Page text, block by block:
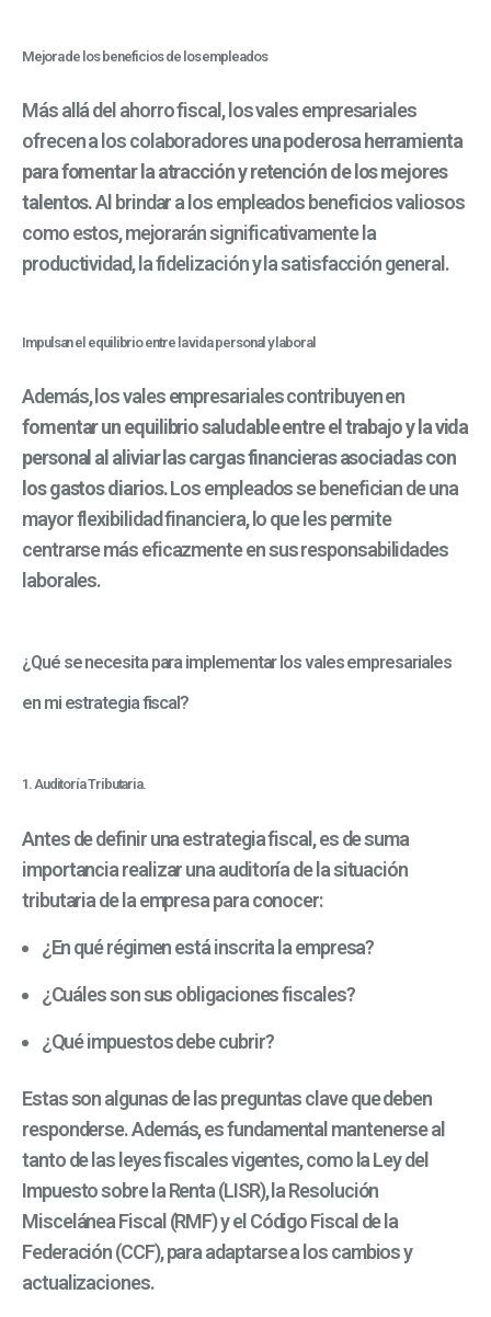
Mejora de los beneficios de los empleados
Más allá del ahorro fiscal, los vales empresariales
ofrecen a los colaboradoresuna poderosa herramienta
para fomentar la atracción y retención de los mejores
talentos.Al brindar a los empleados beneficios valiosos
como estos, mejorarán significativamente la
productividad, la fidelización y la satisfacción general.
Impulsan el equilibrio entre la vida personal y laboral
Además, los vales empresariales contribuyen en
fomentar un equilibrio saludable entre el trabajo y la vida
personal al aliviar las cargas financieras asociadas con
los gastos diarios.Los empleados se benefician de una
mayor flexibilidad financiera, lo que les permite
centrarse más eficazmente en sus responsabilidades
laborales.
¿Qué se necesita para implementar los vales empresariales
en mi estrategia fiscal?
1. Auditoría Tributaria.
Antes de definir una estrategia fiscal, es de suma
importancia realizar una auditoría de la situación
tributaria de la empresa para conocer:
¿En qué régimen está inscrita la empresa?
¿Cuáles son sus obligaciones fiscales?
¿Qué impuestos debe cubrir?
Estas son algunas de las preguntas clave que deben
responderse. Además, es fundamental mantenerse al
tanto de las leyes fiscales vigentes, como la Ley del
Impuesto sobre la Renta (LISR), la Resolución
Miscelánea Fiscal (RMF) y el Código Fiscal de la
Federación (CCF), para adaptarse a los cambios y
actualizaciones.